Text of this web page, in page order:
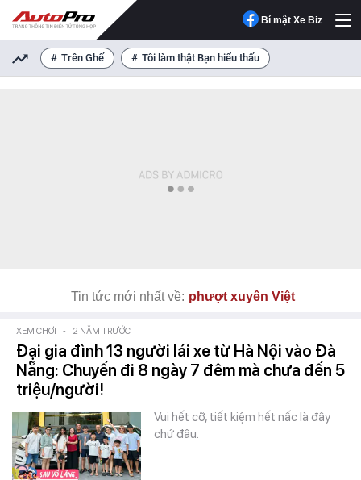
Bí mật Xe Biz
Trên Ghế Tôi làm thật Bạn hiểu thấu
Tin tức mới nhất về: phượt xuyên Việt
XEM CHƠI - 2 NĂM TRƯỚC
Đại gia đình 13 người lái xe từ Hà Nội vào Đà
Nẵng: Chuyến đi 8 ngày 7 đêm mà chưa đến 5
triệu/người!
Vui hết cỡ, tiết kiệm hết nấc là đây
chứ đâu.